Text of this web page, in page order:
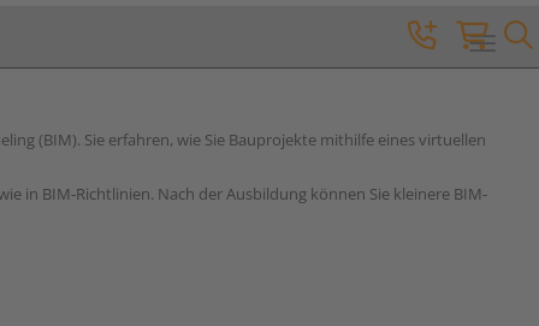
Toggle
(BIM). Sie erfahren, wie Sie Bauprojekte mithilfe eines virtuellen
in BIM-Richtlinien. Nach der Ausbildung können Sie kleinere BIM-